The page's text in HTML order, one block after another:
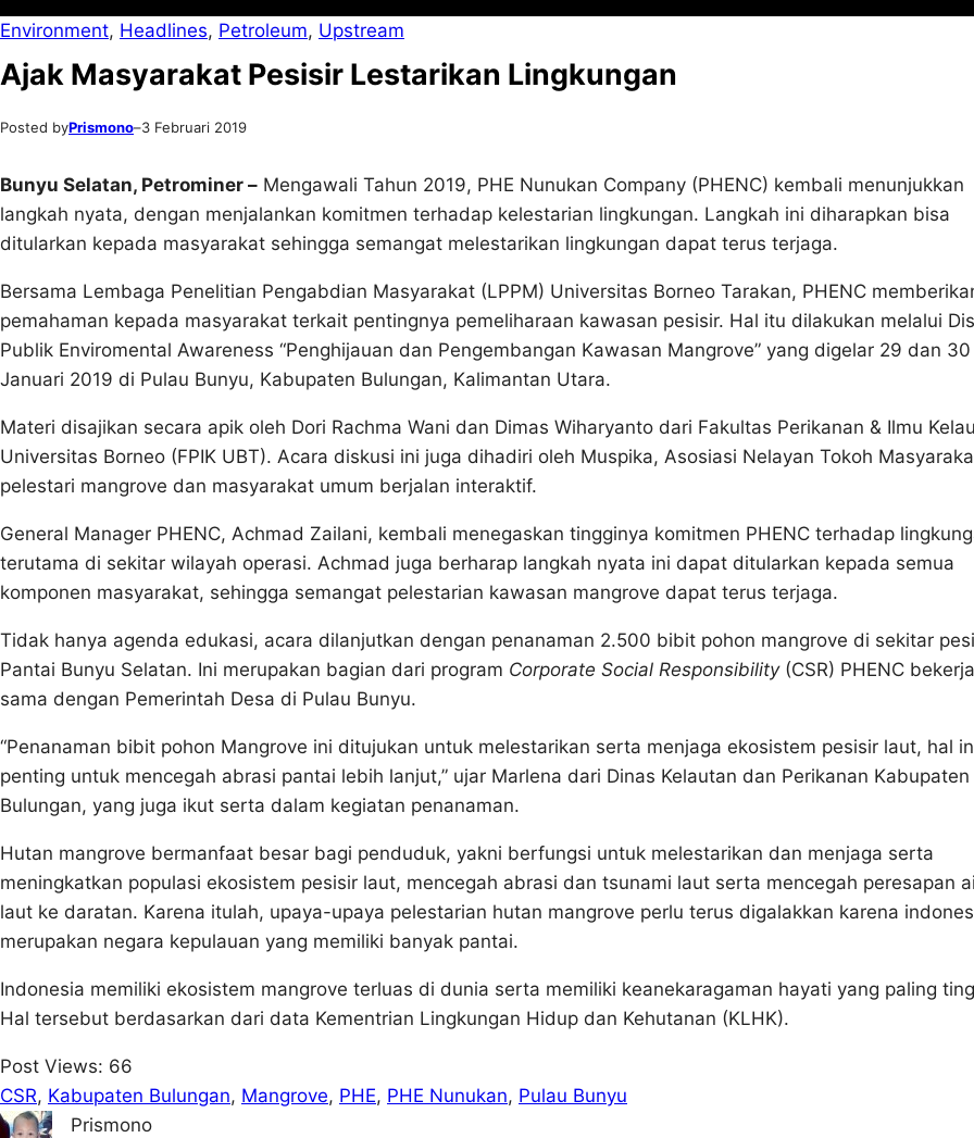
Environment, Headlines, Petroleum, Upstream
Ajak Masyarakat Pesisir Lestarikan Lingkungan
Posted byPrismono–3 Februari 2019
Bunyu Selatan, Petrominer – Mengawali Tahun 2019, PHE Nunukan Company (PHENC) kembali menunjukkan
langkah nyata, dengan menjalankan komitmen terhadap kelestarian lingkungan. Langkah ini diharapkan bisa
ditularkan kepada masyarakat sehingga semangat melestarikan lingkungan dapat terus terjaga.
Bersama Lembaga Penelitian Pengabdian Masyarakat (LPPM) Universitas Borneo Tarakan, PHENC
pemahaman kepada masyarakat terkait pentingnya pemeliharaan kawasan pesisir. Hal itu dilakukan melalui
Publik Enviromental Awareness “Penghijauan dan Pengembangan Kawasan Mangrove” yang digelar 29 dan 30
Januari 2019 di Pulau Bunyu, Kabupaten Bulungan, Kalimantan Utara.
Materi disajikan secara apik oleh Dori Rachma Wani dan Dimas Wiharyanto dari Fakultas Perikanan & Ilmu
Universitas Borneo (FPIK UBT). Acara diskusi ini juga dihadiri oleh Muspika, Asosiasi Nelayan Tokoh
pelestari mangrove dan masyarakat umum berjalan interaktif.
General Manager PHENC, Achmad Zailani, kembali menegaskan tingginya komitmen PHENC terhadap
terutama di sekitar wilayah operasi. Achmad juga berharap langkah nyata ini dapat ditularkan kepada semua
komponen masyarakat, sehingga semangat pelestarian kawasan mangrove dapat terus terjaga.
Tidak hanya agenda edukasi, acara dilanjutkan dengan penanaman 2.500 bibit pohon mangrove di sekitar
Pantai Bunyu Selatan. Ini merupakan bagian dari program Corporate Social Responsibility(CSR) PHENC bekerja
sama dengan Pemerintah Desa di Pulau Bunyu.
“Penanaman bibit pohon Mangrove ini ditujukan untuk melestarikan serta menjaga ekosistem pesisir laut, hal
penting untuk mencegah abrasi pantai lebih lanjut,” ujar Marlena dari Dinas Kelautan dan Perikanan Kabupaten
Bulungan, yang juga ikut serta dalam kegiatan penanaman.
Hutan mangrove bermanfaat besar bagi penduduk, yakni berfungsi untuk melestarikan dan menjaga serta
meningkatkan populasi ekosistem pesisir laut, mencegah abrasi dan tsunami laut serta mencegah peresapan
laut ke daratan. Karena itulah, upaya-upaya pelestarian hutan mangrove perlu terus digalakkan karena
merupakan negara kepulauan yang memiliki banyak pantai.
Indonesia memiliki ekosistem mangrove terluas di dunia serta memiliki keanekaragaman hayati yang paling
Hal tersebut berdasarkan dari data Kementrian Lingkungan Hidup dan Kehutanan (KLHK).
Post Views: 66
CSR, Kabupaten Bulungan, Mangrove, PHE, PHE Nunukan, Pulau Bunyu
Prismono